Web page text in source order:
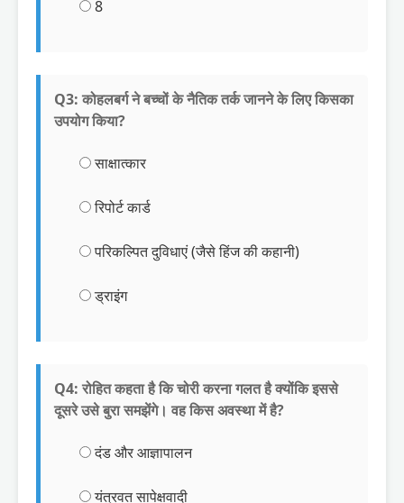
8
Q3: कोहलबर्ग ने बच्चों के नैतिक तर्क जानने के लिए किसका
उपयोग किया?
साक्षात्कार
रिपोर्ट कार्ड
परिकल्पित दुविधाएं (जैसे हिंज की कहानी)
ड्राइंग
Q4: रोहित कहता है कि चोरी करना गलत है क्योंकि इससे
दूसरे उसे बुरा समझेंगे। वह किस अवस्था में है?
दंड और आज्ञापालन
यंत्रवत सापेक्षवादी